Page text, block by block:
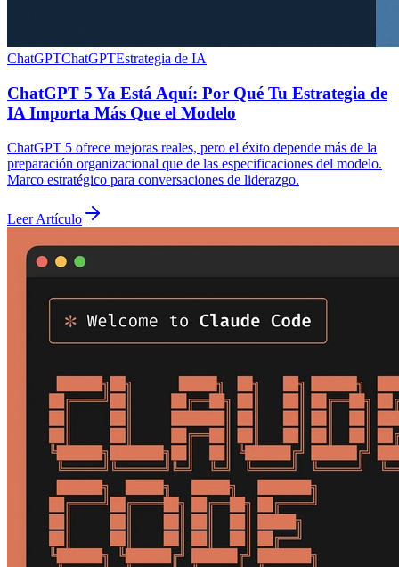
ChatGPTChatGPTEstrategia de IA
ChatGPT 5 Ya Está Aquí: Por Qué Tu Estrategia de
IA Importa Más Que el Modelo
ChatGPT 5 ofrece mejoras reales, pero el éxito depende más de la
preparación organizacional que de las especificaciones del modelo.
Marco estratégico para conversaciones de liderazgo.
Leer Artículo